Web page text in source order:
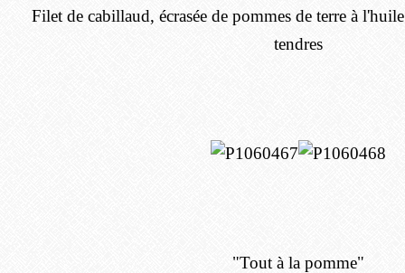
Filet de cabillaud, écrasée de pommes de terre à
tendres
"Tout à la pomme"